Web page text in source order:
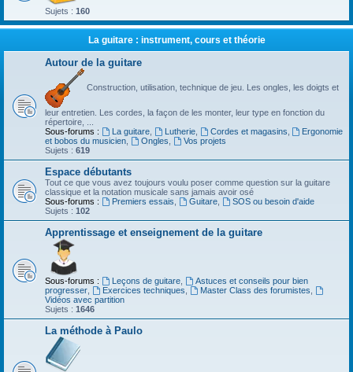
Sujets : 160
La guitare : instrument, cours et théorie
Autour de la guitare
Construction, utilisation, technique de jeu. Les ongles, les doigts et
leur entretien. Les cordes, la façon de les monter, leur type en fonction du
répertoire, ...
Sous-forums :
La guitare, Lutherie, Cordes et magasins
Ergonomie
et bobos du musicien
Ongles
Vos projets
Sujets : 619
Espace débutants
Tout ce que vous avez toujours voulu poser comme question sur la guitare
classique et la notation musicale sans jamais avoir osé
Sous-forums :
Premiers essais Guitare,
SOS ou besoin d'aide
Sujets : 102
Apprentissage et enseignement de la guitare
Sous-forums : Leçons de guitare,
Astuces et conseils pour bien
progresser
Exercices techniques Master Class des forumistes
Vidéos avec partition
Sujets : 1646
La méthode à Paulo